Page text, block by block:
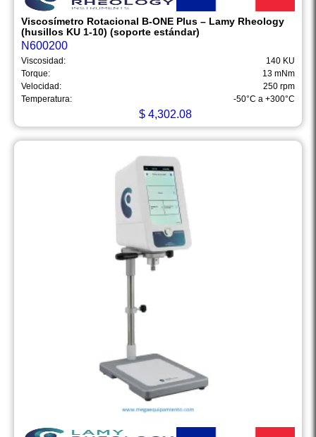
Viscosímetro Rotacional B-ONE Plus – Lamy Rheology
(husillos KU 1-10) (soporte estándar)
N600200
Viscosidad:
140 KU
Torque:
13 mNm
Velocidad:
250 rpm
Temperatura:
-50°C a +300°C
$4,302.08